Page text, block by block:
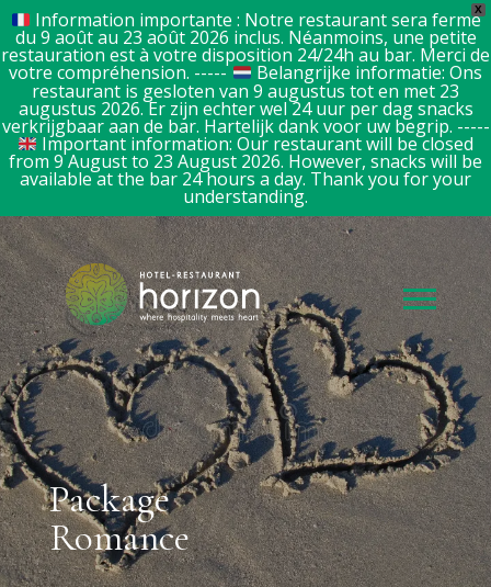
X
Information importante : Notre restaurant sera fermé
du 9 août au 23 août 2026 inclus. Néanmoins, une petite
restauration est à votre disposition 24/24h au bar. Merci de
votre compréhension. ----- Belangrijke informatie: Ons
restaurant is gesloten van 9 augustus tot en met 23
augustus 2026. Er zijn echter wel 24 uur per dag snacks
verkrijgbaar aan de bar. Hartelijk dank voor uw begrip. -----
Important information: Our restaurant will be closed
from 9 August to 23 August 2026. However, snacks will be
available at the bar 24 hours a day. Thank you for your
understanding.
Package
Romance